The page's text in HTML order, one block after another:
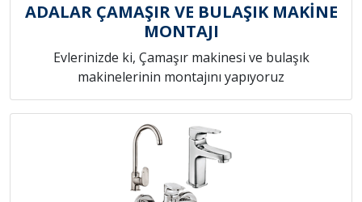
ADALAR ÇAMAŞIR VE BULAŞIK MAKİNE
MONTAJI
Evlerinizde ki, Çamaşır makinesi ve bulaşık
makinelerinin montajını yapıyoruz